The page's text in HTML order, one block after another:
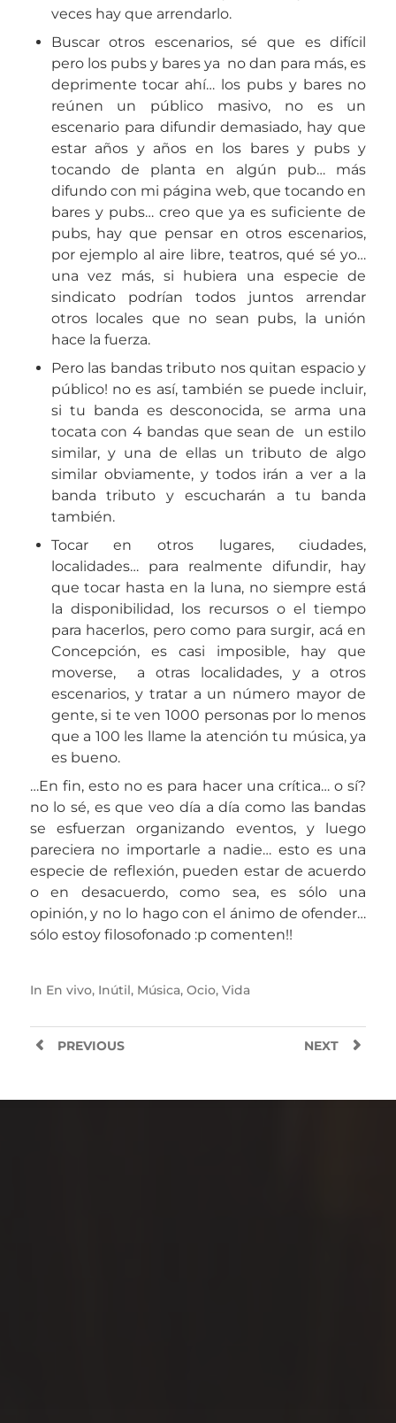
veces hay que arrendarlo.
Buscar otros escenarios, sé que es difícil
pero los pubs y bares ya no dan para más, es
deprimente tocar ahí… los pubs y bares no
reúnen un público masivo, no es un
escenario para difundir demasiado, hay que
estar años y años en los bares y pubs y
tocando de planta en algún pub… más
difundo con mi página web, que tocando en
bares y pubs… creo que ya es suficiente de
pubs, hay que pensar en otros escenarios,
por ejemplo al aire libre, teatros, qué sé yo…
una vez más, si hubiera una especie de
sindicato podrían todos juntos arrendar
otros locales que no sean pubs, la unión
hace la fuerza.
Pero las bandas tributo nos quitan espacio y
público! no es así, también se puede incluir,
si tu banda es desconocida, se arma una
tocata con 4 bandas que sean de un estilo
similar, y una de ellas un tributo de algo
similar obviamente, y todos irán a ver a la
banda tributo y escucharán a tu banda
también.
Tocar en otros lugares, ciudades,
localidades… para realmente difundir, hay
que tocar hasta en la luna, no siempre está
la disponibilidad, los recursos o el tiempo
para hacerlos, pero como para surgir, acá en
Concepción, es casi imposible, hay que
moverse, a otras localidades, y a otros
escenarios, y tratar a un número mayor de
gente, si te ven 1000 personas por lo menos
que a 100 les llame la atención tu música, ya
es bueno.
…En fin, esto no es para hacer una crítica… o sí?
no lo sé, es que veo día a día como las bandas
se esfuerzan organizando eventos, y luego
pareciera no importarle a nadie… esto es una
especie de reflexión, pueden estar de acuerdo
o en desacuerdo, como sea, es sólo una
opinión, y no lo hago con el ánimo de ofender…
sólo estoy filosofonado :p comenten!!
In En vivo, Inútil, Música, Ocio, Vida
NEXT
PREVIOUS